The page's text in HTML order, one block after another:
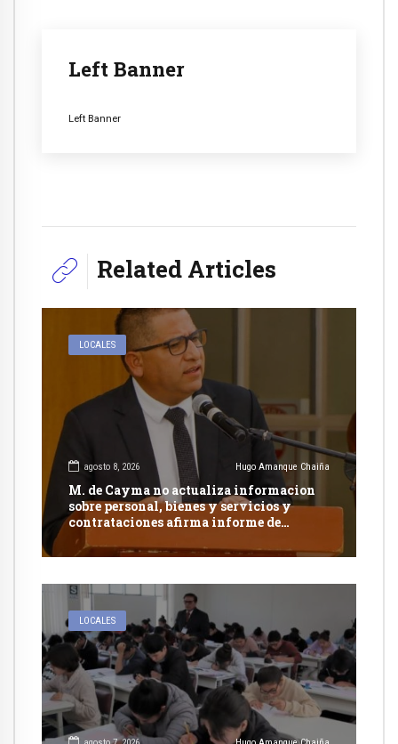
Left Banner
Left Banner
Related Articles
LOCALES
agosto 8, 2026 Hugo Amanque Chaiña
M. de Cayma no actualiza informacion
sobre personal, bienes y servicios y
contrataciones afirma informe de
Contraloría
LOCALES